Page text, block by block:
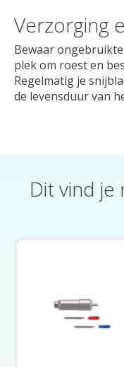
Verzorging
Bewaar
plek om roest en
Regelmatig je
de levensduur van
Dit vind je